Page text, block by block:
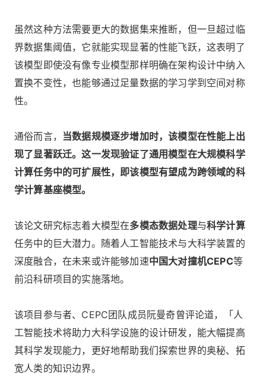
虽然这种方法需要更大的数据集来推断，但一旦超过临
界数据集阈值，它就能实现显著的性能飞跃，这表明了
该模型即使没有像专业模型那样明确在架构设计中纳入
置换不变性，也能够通过足量数据的学习学到空间对称
性。
通俗而言， 当数据规模逐步增加时，该模型在性能上出
现了显著跃迁。这一发现验证了通用模型在大规模科学
计算任务中的可扩展性，即该模型有望成为跨领域的科
学计算基座模型。
该论文研究标志着大模型在多模态数据处理与科学计算
任务中的巨大潜力。随着人工智能技术与大科学装置的
深度融合，在未来或许能够加速中国大对撞机CEPC等
前沿科研项目的实施落地。
该项目参与者、CEPC团队成员阮曼奇曾评论道，「人
工智能技术将助力大科学设施的设计研发，能大幅提高
其科学发现能力，更好地帮助我们探索世界的奥秘、拓
宽人类的知识边界。